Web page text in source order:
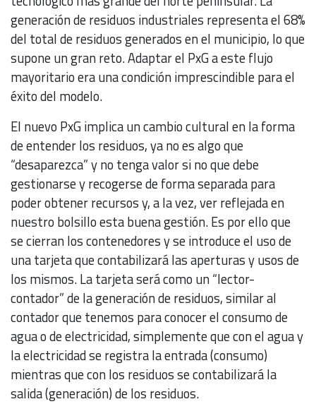
generación de residuos industriales representa el 68%
del total de residuos generados en el municipio, lo que
supone un gran reto. Adaptar el PxG a este flujo
mayoritario era una condición imprescindible para el
éxito del modelo.
El nuevo PxG implica un cambio cultural en la forma
de entender los residuos, ya no es algo que
“desaparezca” y no tenga valor si no que debe
gestionarse y recogerse de forma separada para
poder obtener recursos y, a la vez, ver reflejada en
nuestro bolsillo esta buena gestión. Es por ello que
se cierran los contenedores y se introduce el uso de
una tarjeta que contabilizará las aperturas y usos de
los mismos. La tarjeta será como un “lector-
contador” de la generación de residuos, similar al
contador que tenemos para conocer el consumo de
agua o de electricidad, simplemente que con el agua y
la electricidad se registra la entrada (consumo)
mientras que con los residuos se contabilizará la
salida (generación) de los residuos.